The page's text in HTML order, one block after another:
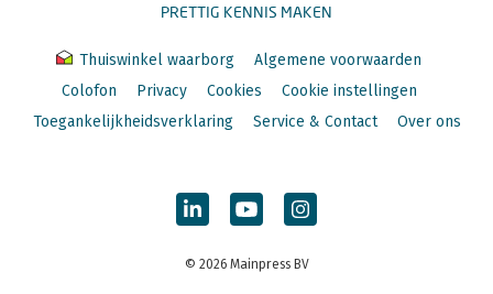
PRETTIG KENNIS MAKEN
Thuiswinkel waarborg
Algemene voorwaarden
Colofon
Privacy Cookies
Cookie instellingen
Toegankelijkheidsverklaring
Service & Contact Over ons
© 2026 Mainpress BV